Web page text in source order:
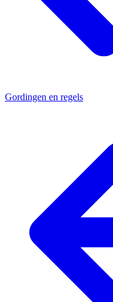
Gordingen en regels